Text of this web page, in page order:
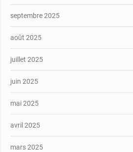
septembre 2025
août 2025
juillet 2025
juin 2025
mai 2025
avril 2025
mars 2025